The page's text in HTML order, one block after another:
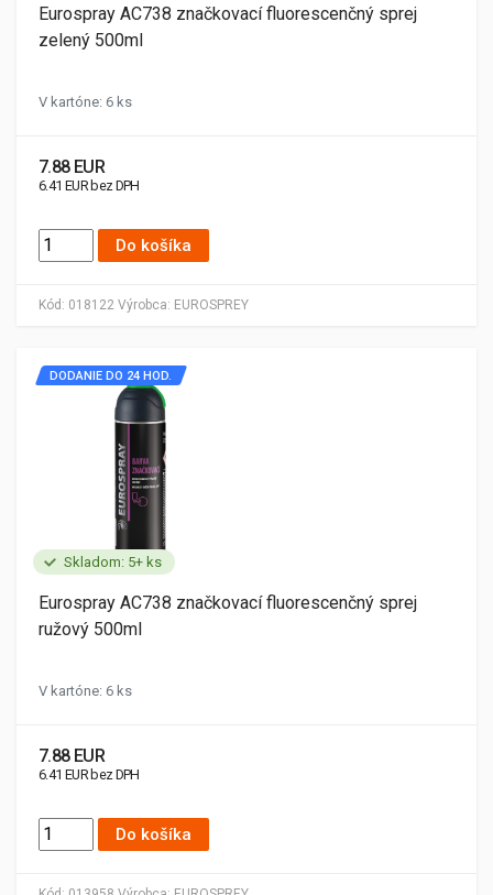
Kód: 018122 Výrobca: EUROSPREY
Eurospray AC738 značkovací fluorescenčný sprej
zelený 500ml
V kartóne: 6 ks
7.88 EUR
6.41 EUR bez DPH
Do košíka
Skladom: 5+ ks
DODANIE DO 24 HOD.
Eurospray AC738 značkovací fluorescenčný sprej
ružový 500ml
V kartóne: 6 ks
7.88 EUR
6.41 EUR bez DPH
Do košíka